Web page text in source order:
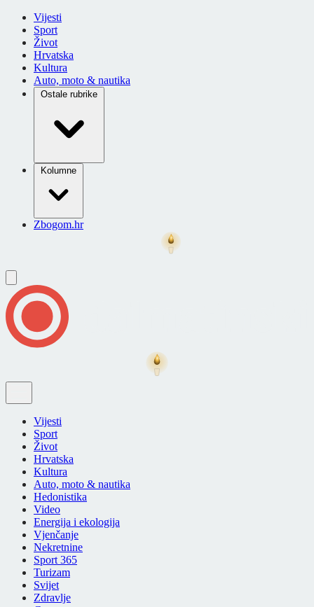
Vijesti
Sport
Život
Hrvatska
Kultura
Auto, moto & nautika
Ostale rubrike
Kolumne
Zbogom.hr
Vijesti
Sport
Život
Hrvatska
Kultura
Auto, moto & nautika
Hedonistika
Video
Energija i ekologija
Vjenčanje
Nekretnine
Sport 365
Turizam
Svijet
Zdravlje